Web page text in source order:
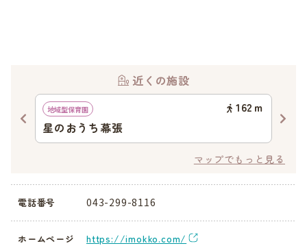
近くの施設
地域型保育園 162 ｍ
星のおうち幕張
マップでもっと見る
電話番号 043-299-8116
ホームページ https://imokko.com/